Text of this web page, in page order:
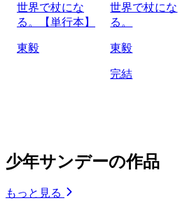
世界で杖にな
る。【単行本】
東毅
世界で杖にな
る。
東毅
完結
少年サンデーの作品
もっと見る